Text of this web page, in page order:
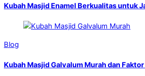
Kubah Masjid Enamel Berkualitas untuk
Blog
Kubah Masjid Galvalum Murah dan